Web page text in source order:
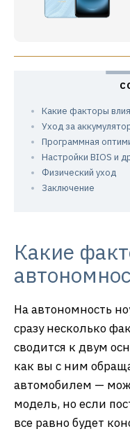
Какие факторы
Уход за
Программная
Настройки BIOS и
Физический уход
Заключение
Какие
На автономность
сразу несколько
сводится к двум
как вы с ним
автомобилем —
модель, но если
все равно будет